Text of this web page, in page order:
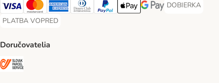
Visa Payment Method
Mastercard Payment Method
American Express Payment Method
Diners Club Payment Method
PayPal Payment Method
Apple Pay Payment Method
Google Pay Payment
DOBIERKA
DOBIERKA
PLATBA VOPRED
PLATBA VOPRED Payment Method
Doručovatelia